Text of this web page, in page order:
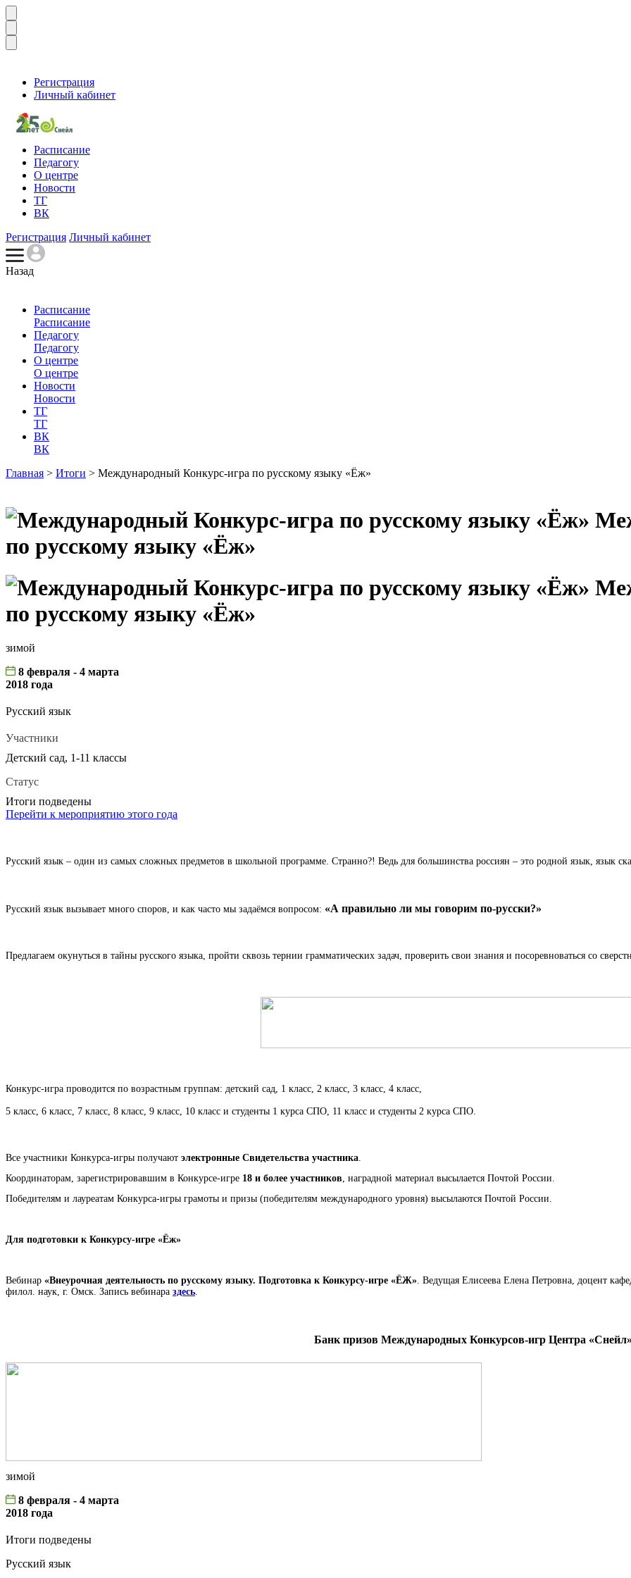
Регистрация
Личный кабинет
Расписание
Педагогу
О центре
Новости
ТГ
ВК
Регистрация Личный кабинет
Назад
Расписание
Расписание
Педагогу
Педагогу
О центре
О центре
Новости
Новости
ТГ
ТГ
ВК
ВК
Главная > Итоги > Международный Конкурс-игра по русскому языку «Ёж»
по русскому языку «Ёж»
по русскому языку «Ёж»
зимой
8 февраля - 4 марта
2018 года
Русский язык
Участники
Детский сад, 1-11 классы
Статус
Итоги подведены
Перейти к мероприятию этого года
Русский язык – один из самых сложных предметов в школьной программе. Странно?! Ведь для большинства россиян – это родной язык, язык
Русский язык вызывает много споров, и как часто мы задаёмся вопросом: «А правильно ли мы говорим по-русски?»
Предлагаем окунуться в тайны русского языка, пройти сквозь тернии грамматических задач, проверить свои знания и посоревноваться со
Конкурс-игра проводится по возрастным группам: детский сад, 1 класс, 2 класс, 3 класс, 4 класс,
5 класс, 6 класс, 7 класс, 8 класс, 9 класс, 10 класс и студенты 1 курса СПО, 11 класс и студенты 2 курса СПО.
Все участники Конкурса-игры получают электронные Свидетельства участника.
Координаторам, зарегистрировавшим в Конкурсе-игре 18 и более участников, наградной материал высылается Почтой России.
Победителям и лауреатам Конкурса-игры грамоты и призы (победителям международного уровня) высылаются Почтой России.
Для подготовки к Конкурсу-игре «Ёж»
Вебинар «Внеурочная деятельность по русскому языку. Подготовка к Конкурсу-игре «ЁЖ». Ведущая Елисеева Елена Петровна, доцент
филол. наук, г. Омск. Запись вебинара здесь.
Банк призов Международных Конкурсов-игр Центра «Снейл»
зимой
8 февраля - 4 марта
2018 года
Итоги подведены
Русский язык